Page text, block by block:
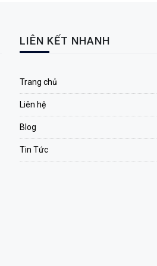
LIÊN KẾT NHANH
Trang chủ
Liên hệ
Blog
Tin Tức